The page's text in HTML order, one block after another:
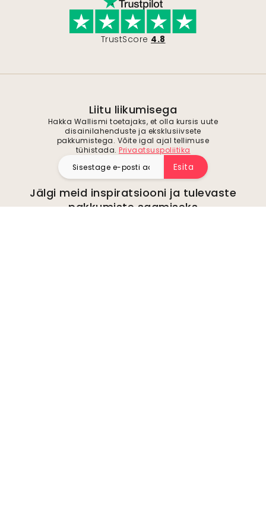
TrustScore 4.8
Liitu liikumisega
Hakka Wallismi toetajaks, et olla kursis uute
disainilahenduste ja eksklusiivsete
pakkumistega. Võite igal ajal tellimuse
tühistada. Privaatsuspoliitika
Esita
Jälgi meid inspiratsiooni ja tulevaste
pakkumiste saamiseks